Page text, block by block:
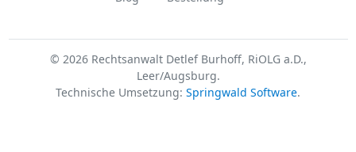
© 2026 Rechtsanwalt Detlef Burhoff, RiOLG a.D.,
Leer/Augsburg.
Technische Umsetzung: Springwald Software.